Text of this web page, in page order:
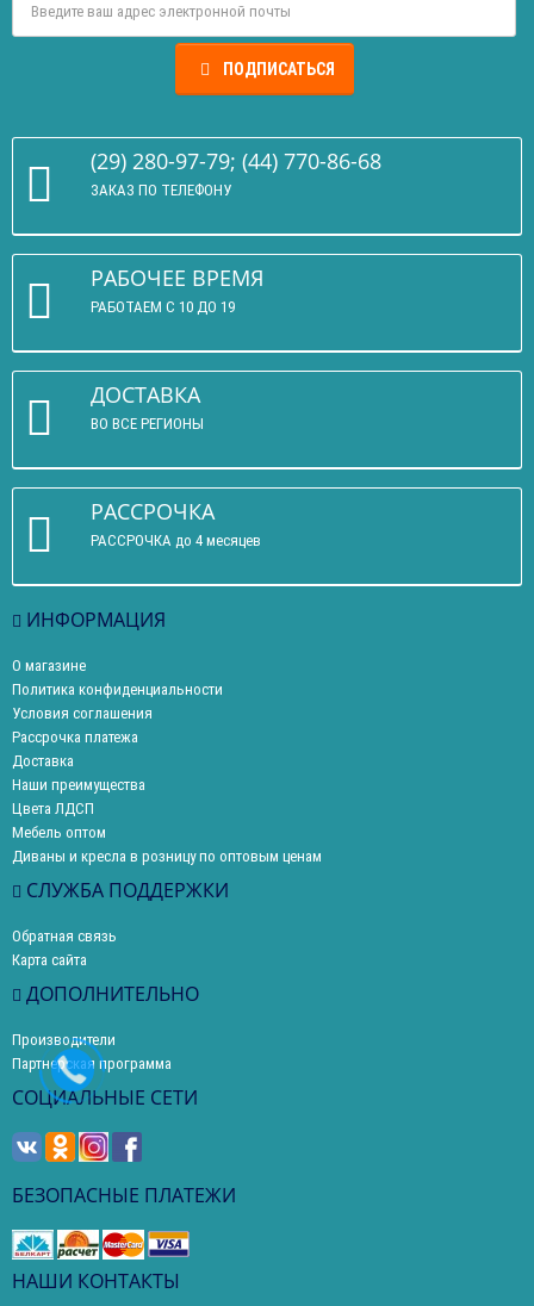
ПОДПИСАТЬСЯ
(29) 280-97-79; (44) 770-86-68
ЗАКАЗ ПО ТЕЛЕФОНУ
РАБОЧЕЕ ВРЕМЯ
РАБОТАЕМ С 10 ДО 19
ДОСТАВКА
ВО ВСЕ РЕГИОНЫ
РАССРОЧКА
РАССРОЧКА до 4 месяцев
ИНФОРМАЦИЯ
О магазине
Политика конфиденциальности
Условия соглашения
Рассрочка платежа
Доставка
Наши преимущества
Цвета ЛДСП
Мебель оптом
Диваны и кресла в розницу по оптовым ценам
СЛУЖБА ПОДДЕРЖКИ
Обратная связь
Карта сайта
ДОПОЛНИТЕЛЬНО
Производители
Партнерская программа
СОЦИАЛЬНЫЕ СЕТИ
БЕЗОПАСНЫЕ ПЛАТЕЖИ
НАШИ КОНТАКТЫ